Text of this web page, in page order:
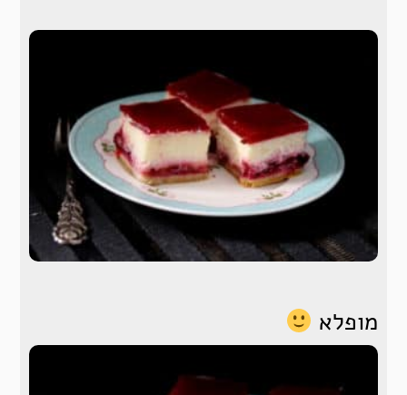
מופלא